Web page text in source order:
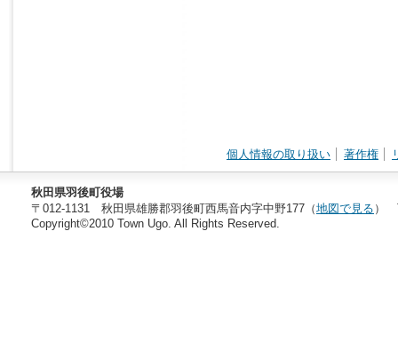
個人情報の取り扱い 著作権
秋田県羽後町役場
〒012-1131 秋田県雄勝郡羽後町西馬音内字中野177（地図で見る ）
Copyright©2010 Town Ugo. All Rights Reserved.